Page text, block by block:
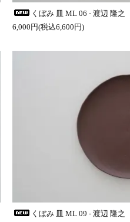
くぼみ 皿 ML 06 - 渡辺 隆之
6,000円(税込6,600円)
くぼみ 皿 ML 09 - 渡辺 隆之